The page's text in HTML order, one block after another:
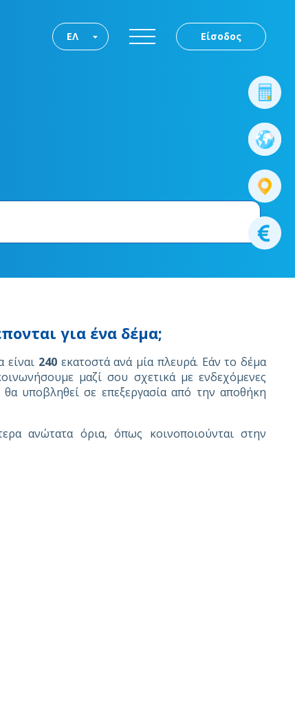
Είσοδος
ΕΛ
για ένα δέμα;
είναι 240εκατοστά ανά μία πλευρά. Εάν το δέμα
μαζί σου σχετικά με ενδεχόμενες
υποβληθεί σε επεξεργασία από την αποθήκη
ανώτατα όρια, όπως κοινοποιούνται στην